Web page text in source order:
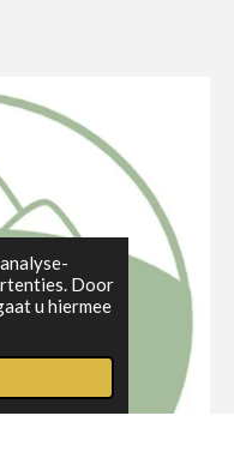
Door
u hiermee